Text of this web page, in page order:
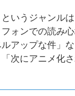
いうジャンル
ォンでの読み
アップな件」
次にアニメ化